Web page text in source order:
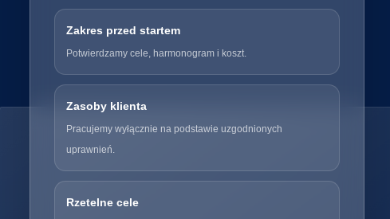
Zakres przed startem
Potwierdzamy cele, harmonogram i koszt.
Zasoby klienta
Pracujemy wyłącznie na podstawie uzgodnionych
uprawnień.
Rzetelne cele